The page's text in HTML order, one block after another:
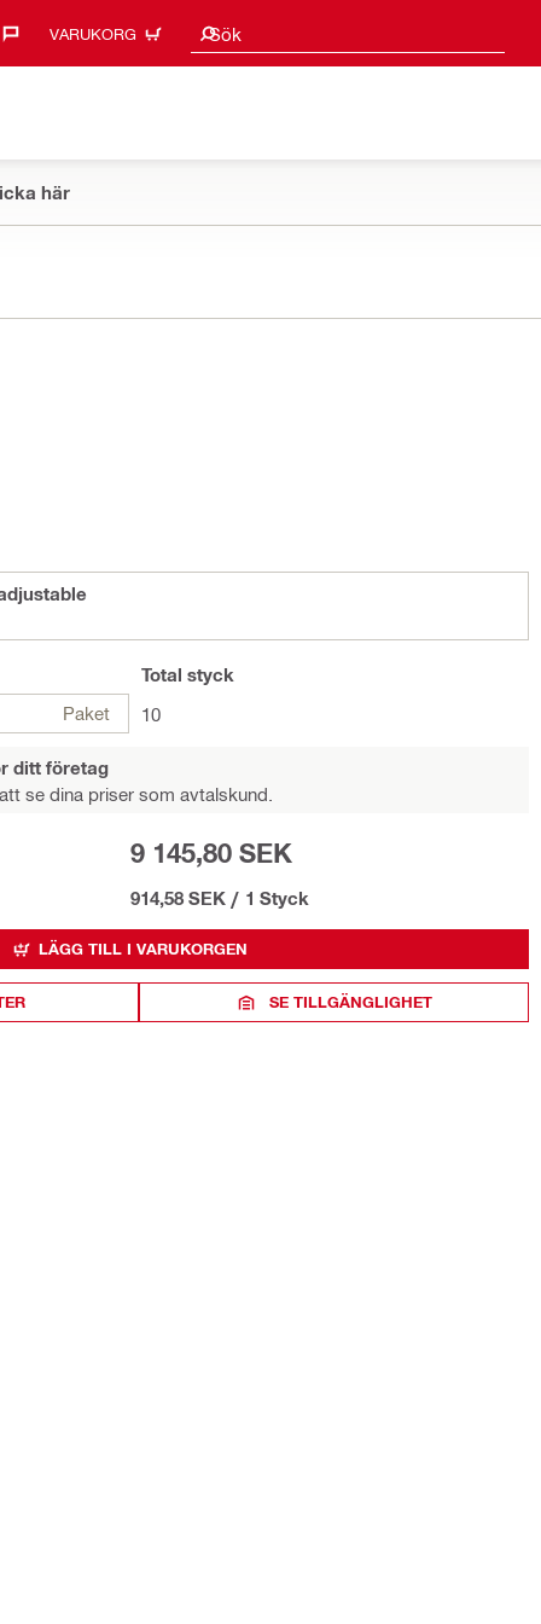
VARUKORG Sök
Sökförslag
här
Paket
Total styck
10
ditt företag
se dina priser som avtalskund.
9 145,80 SEK
914,58 SEK / 1 Styck
LÄGG TILL I VARUKORGEN
SE TILLGÄNGLIGHET